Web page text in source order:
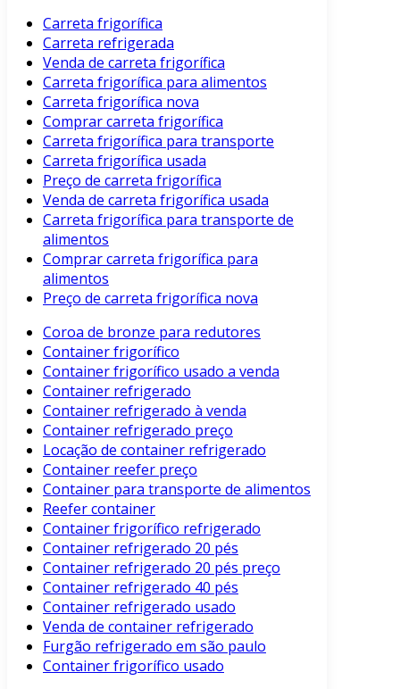
Carreta frigorífica
Carreta refrigerada
Venda de carreta frigorífica
Carreta frigorífica para alimentos
Carreta frigorífica nova
Comprar carreta frigorífica
Carreta frigorífica para transporte
Carreta frigorífica usada
Preço de carreta frigorífica
Venda de carreta frigorífica usada
Carreta frigorífica para transporte de
alimentos
Comprar carreta frigorífica para
alimentos
Preço de carreta frigorífica nova
Coroa de bronze para redutores
Container frigorífico
Container frigorífico usado a venda
Container refrigerado
Container refrigerado à venda
Container refrigerado preço
Locação de container refrigerado
Container reefer preço
Container para transporte de alimentos
Reefer container
Container frigorífico refrigerado
Container refrigerado 20 pés
Container refrigerado 20 pés preço
Container refrigerado 40 pés
Container refrigerado usado
Venda de container refrigerado
Furgão refrigerado em são paulo
Container frigorífico usado